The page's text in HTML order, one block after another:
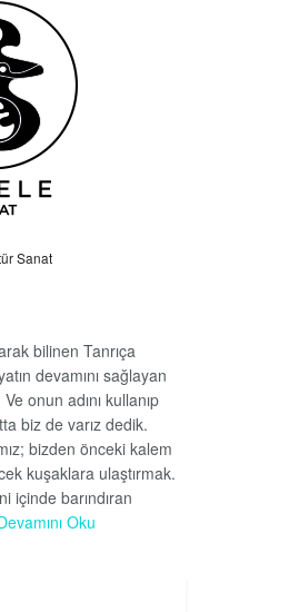
Sanat
bilinen Tanrıça
devamını sağlayan
onun adını kullanıp
biz de varız dedik.
bizden önceki kalem
kuşaklara ulaştırmak.
içinde barındıran
Oku